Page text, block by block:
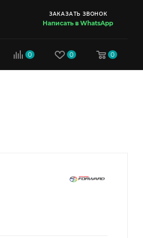
ЗАКАЗАТЬ ЗВОНОК
Написать в WhatsApp
0 0 0